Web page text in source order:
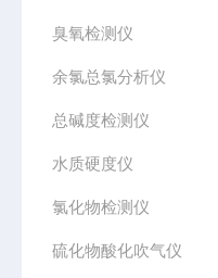
臭氧检测仪
余氯总氯分析仪
总碱度检测仪
水质硬度仪
氯化物检测仪
硫化物酸化吹气仪